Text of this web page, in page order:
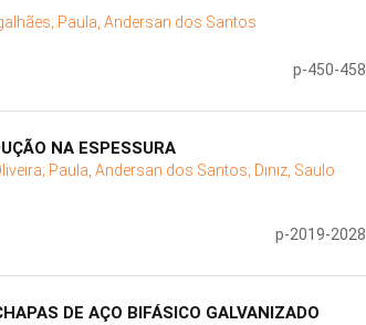
Paula, Andersan dos Santos
p-450-458
NA ESPESSURA
Paula, Andersan dos Santos; Diniz, Saulo
p-2019-2028
DE AÇO BIFÁSICO GALVANIZADO